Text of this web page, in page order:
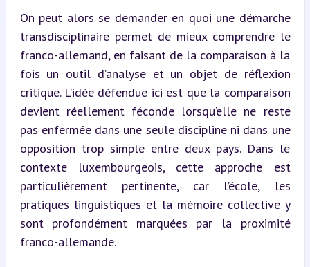
On peut alors se demander en quoi une démarche
transdisciplinaire permet de mieux comprendre le
franco-allemand, en faisant de la comparaison à la
fois un outil d’analyse et un objet de réflexion
critique. L’idée défendue ici est que la comparaison
devient réellement féconde lorsqu’elle ne reste
pas enfermée dans une seule discipline ni dans une
opposition trop simple entre deux pays. Dans le
contexte luxembourgeois, cette approche est
particulièrement pertinente, car l’école, les
pratiques linguistiques et la mémoire collective y
sont profondément marquées par la proximité
franco-allemande.